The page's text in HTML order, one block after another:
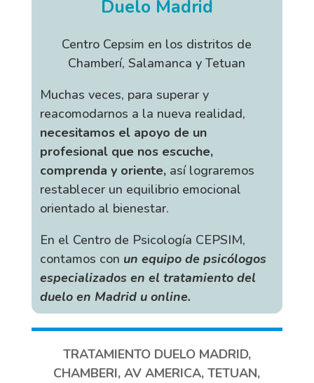
Duelo Madrid
Centro Cepsim en los distritos de
Chamberí, Salamanca y Tetuan
Muchas veces, para superar y
reacomodarnos a la nueva realidad,
necesitamos el apoyo de un
profesional que nos escuche,
comprenda y oriente, así lograremos
restablecer un equilibrio emocional
orientado al bienestar.
En el Centro de Psicología CEPSIM,
contamos con un equipo de psicólogos
especializados en el tratamiento del
duelo en Madrid u online.
TRATAMIENTO DUELO MADRID,
CHAMBERI, AV AMERICA, TETUAN,